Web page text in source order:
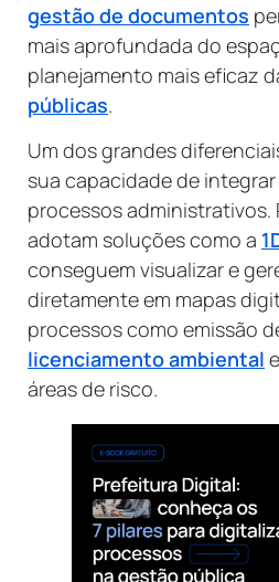
gestão de documentos
mais aprofundada do
planejamento mais eficaz
públicas.
Um dos grandes
sua capacidade de
processos administrativos.
adotam soluções como a
conseguem visualizar e
diretamente em mapas
processos como emissão
licenciamento ambiental
áreas de risco.